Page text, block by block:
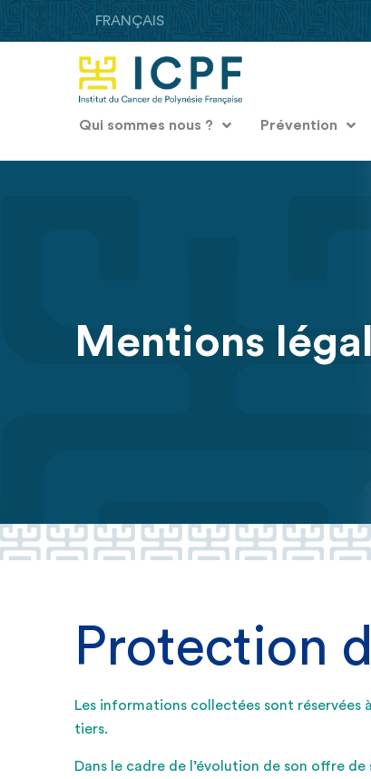
FRANÇAIS
Qui sommes nous ? Prévention
Mentions
Protection
Les informations collectées sont réservées
tiers.
Dans le cadre de l’évolution de son offre